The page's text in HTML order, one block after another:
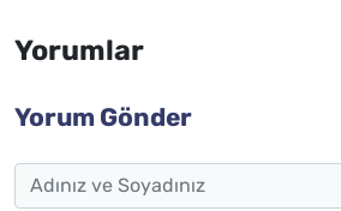
Yorumlar
Yorum Gönder